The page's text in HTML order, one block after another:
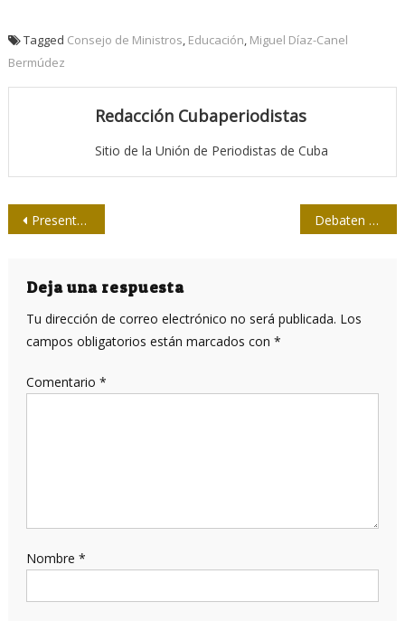
Tagged Consejo de Ministros, Educación, Miguel Díaz-Canel
Bermúdez
Redacción Cubaperiodistas
Sitio de la Unión de Periodistas de Cuba
Navegación
entradas
Presentan Manual Comunicación e información estratégica en gobiernos locales Debaten sobre gestión de contenidos multimediales periodistas guantanameros
Deja una respuesta
Tu dirección de correo electrónico no será publicada. Los
campos obligatorios están marcados con *
Comentario *
Nombre *